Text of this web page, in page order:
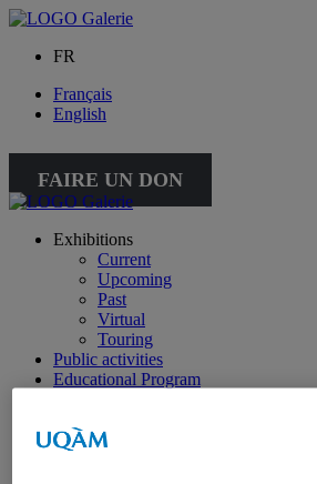
FR
Français
English
FAIRE UN DON
Exhibitions
Current
Upcoming
Past
Virtual
Touring
Public activities
Educational Program
About the Collection